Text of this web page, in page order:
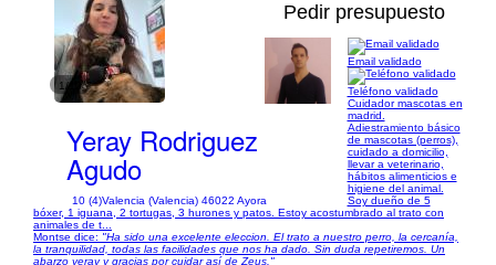
1/10
Pedir presupuesto
Yeray Rodriguez
Agudo
10 (4)Valencia (Valencia) 46022 Ayora
Email validado
Teléfono validado
Cuidador mascotas en
madrid.
Adiestramiento básico
de mascotas (perros),
cuidado a domicilio,
llevar a veterinario,
hábitos alimenticios e
higiene del animal.
Soy dueño de 5
bóxer, 1 iguana, 2 tortugas, 3 hurones y patos. Estoy acostumbrado al trato con
animales de t...
Montse dice: "Ha sido una excelente eleccion. El trato a nuestro perro, la cercanía,
la tranquilidad, todas las facilidades que nos ha dado. Sin duda repetiremos. Un
abarzo yeray y gracias por cuidar así de Zeus."